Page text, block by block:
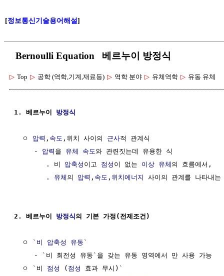
[정보통신기술용어해설]
Bernoulli Equation 베르누이 방정식
▷ Top ▷ 공학 (역학,기계,재료등) ▷ 역학 분야 ▷ 유체역학 ▷ 유동 유체
1. 베르누이 방정식
  ㅇ
압력 , 속도 ,위치 사이의 근사적 관계식
     -
압력 을 유체 속도와 관련짓는데 유용한 식
        . 비
압축성 이고 점성 이 없는 이상 유체 의 흐름에서,
        .
유체 의 압력 , 속도 , 위치에너지 사이의 관계를 나타내
2. 베르누이 방정식의 기본 가정(전제조건)
  ㅇ `
비 압축성 유동 `
     - `비 회전성 유동`을 갖는 유동 영역에서 만 사용 가능
  ㅇ `비
점성 ( 점성
효과 무시)`